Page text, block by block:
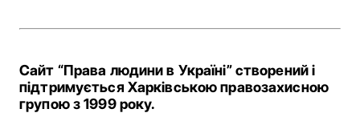
Сайт “Права людини в Україні” створений і
підтримується Харківською правозахисною
групою з 1999 року.